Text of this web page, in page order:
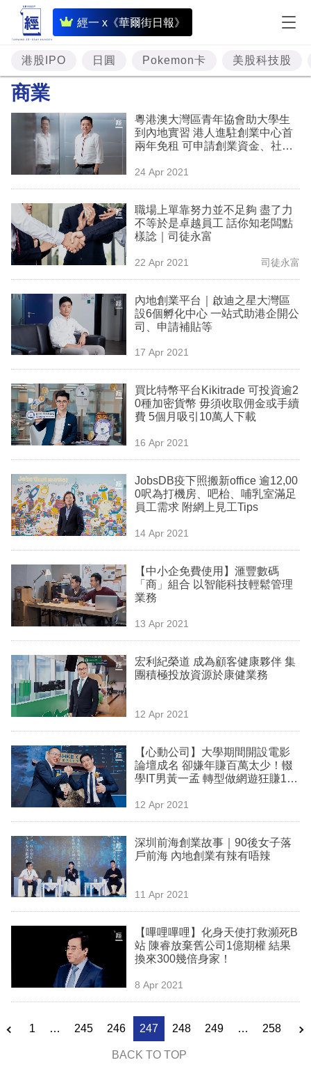
經一 x《華爾街日報》
即
時
財
經
題
投
資
樓
市
商
科
技
職
場
生
時
事
欄
訂
閱
區
港股IPO 日圓 Pokemon卡 美股科技股
商業
粵港澳大灣區青年協會助大學生
到內地實習 港人進駐創業中心首
兩年免租 可申請創業資金、社
24 Apr 2021
職場上單靠努力並不足夠 盡了力
不等於是卓越員工 話你知老闆點
樣諗｜司徒永富
22 Apr 2021 司徒永富
內地創業平台｜啟迪之星大灣區
設6個孵化中心 一站式助港企開公
司、申請補貼等
17 Apr 2021
買比特幣平台Kikitrade 可投資逾2
0種加密貨幣 毋須收取佣金或手續
費 5個月吸引10萬人下載
16 Apr 2021
JobsDB疫下照搬新office 逾12,00
0呎為打機房、吧枱、哺乳室滿足
員工需求 附網上見工Tips
14 Apr 2021
【中小企免費使用】滙豐數碼
「商」組合 以智能科技輕鬆管理
業務
13 Apr 2021
宏利紀榮道 成為顧客健康夥伴 集
團積極投放資源於康健業務
12 Apr 2021
【心動公司】大學期間開設電影
論壇成名 卻嫌年賺百萬太少！輟
學IT男黃一孟 轉型做網遊狂賺100
12 Apr 2021
深圳前海創業故事｜90後女子落
戶前海 內地創業有辣有唔辣
11 Apr 2021
【嗶哩嗶哩】化身天使打救瀕死B
站 陳睿放棄舊公司1億期權 結果
換來300幾倍身家！
8 Apr 2021
1 … 245 246 247 248 249 … 258
BACK TO TOP